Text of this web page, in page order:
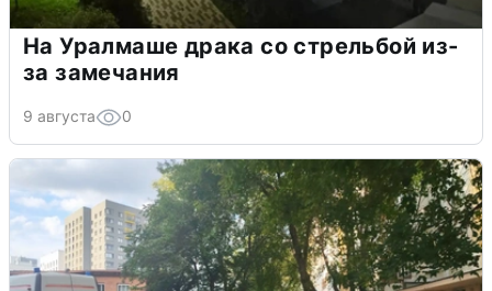
На Уралмаше драка со стрельбой из-
за замечания
9 августа 0